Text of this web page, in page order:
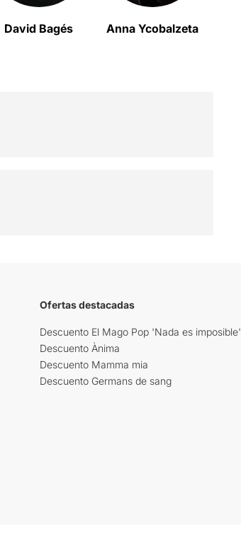
David Bagés Anna Ycobalzeta
Ofertas destacadas
Descuento El Mago Pop 'Nada es imposible'
Descuento Ànima
Descuento Mamma mia
Descuento Germans de sang